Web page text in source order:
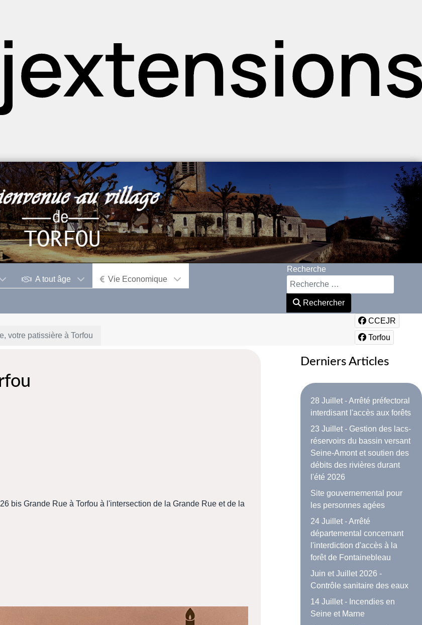
A tout âge Vie Economique
Recherche
Rechercher
votre patissière à Torfou
CCEJR
Torfou
bis Grande Rue à Torfou à l'intersection de la Grande Rue et de la
Derniers Articles
28 Juillet - Arrêté préfectoral
interdisant l'accès aux forêts
23 Juillet - Gestion des lacs-
réservoirs du bassin versant
Seine-Amont et soutien des
débits des rivières durant
l'été 2026
Site gouvernemental pour
les personnes agées
24 Juillet - Arrêté
départemental concernant
l'interdiction d'accès à la
forêt de Fontainebleau
Juin et Juillet 2026 -
Contrôle sanitaire des eaux
14 Juillet - Incendies en
Seine et Marne